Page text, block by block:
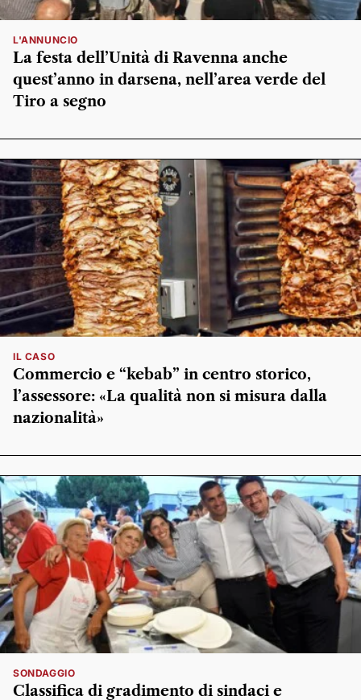
L'ANNUNCIO
La festa dell’Unità di Ravenna anche
quest’anno in darsena, nell’area verde del
Tiro a segno
IL CASO
Commercio e “kebab” in centro storico,
l’assessore: «La qualità non si misura dalla
nazionalità»
SONDAGGIO
Classifica di gradimento di sindaci e